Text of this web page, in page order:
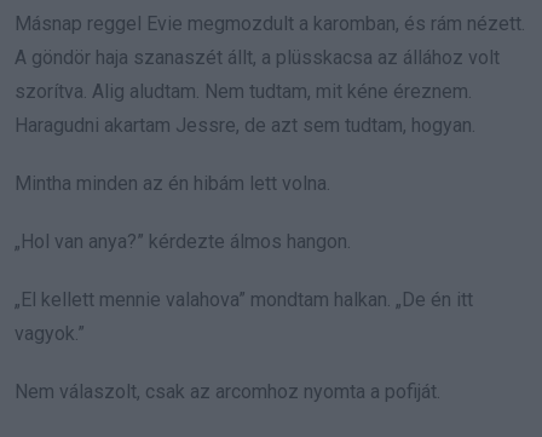
Másnap reggel Evie megmozdult a karomban, és rám nézett.
A göndör haja szanaszét állt, a plüsskacsa az állához volt
szorítva. Alig aludtam. Nem tudtam, mit kéne éreznem.
Haragudni akartam Jessre, de azt sem tudtam, hogyan.
Mintha minden az én hibám lett volna.
„Hol van anya?” kérdezte álmos hangon.
„El kellett mennie valahova” mondtam halkan. „De én itt
vagyok.”
Nem válaszolt, csak az arcomhoz nyomta a pofiját.